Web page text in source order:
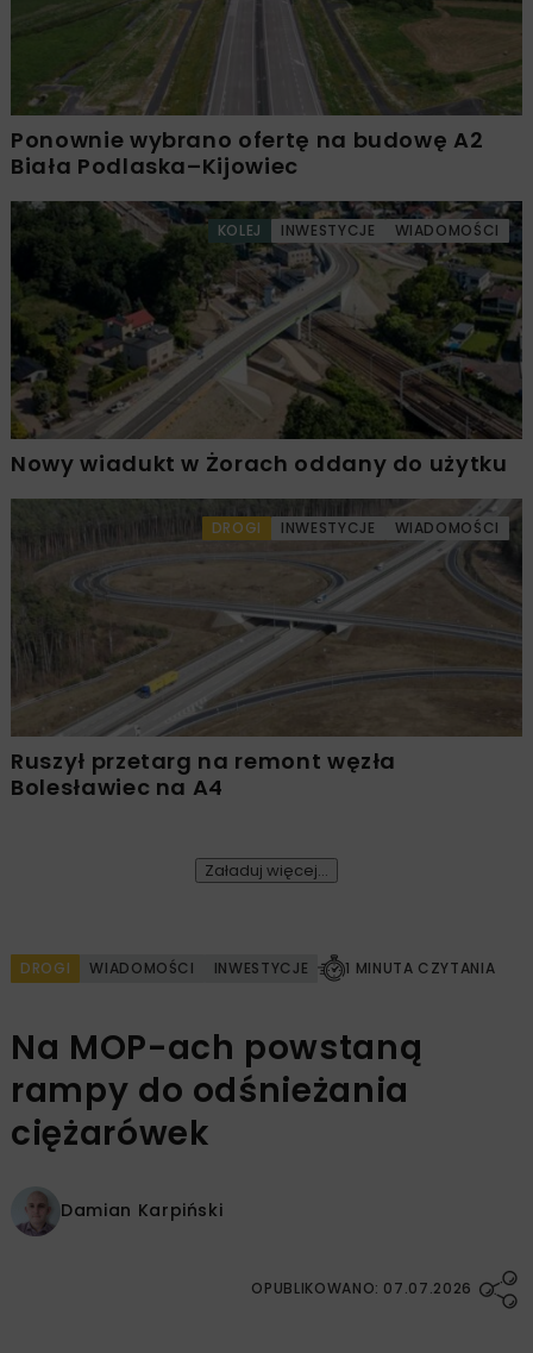
Ponownie wybrano ofertę na budowę A2
Biała Podlaska–Kijowiec
KOLEJ INWESTYCJE WIADOMOŚCI
Nowy wiadukt w Żorach oddany do użytku
DROGI INWESTYCJE WIADOMOŚCI
Ruszył przetarg na remont węzła
Bolesławiec na A4
Załaduj więcej...
DROGI WIADOMOŚCI INWESTYCJE 1 MINUTA CZYTANIA
Na MOP-ach powstaną
rampy do odśnieżania
ciężarówek
Damian Karpiński
OPUBLIKOWANO: 07.07.2026